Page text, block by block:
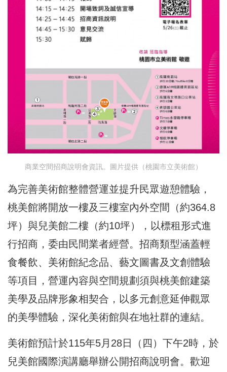
商業空間招商說明會資訊。圖片提供（桃園市立美術館）
為完善美術館整體營運並提升民眾遊憩體驗，
桃美館將開放一樓及三樓室內外空間（約364.8
坪）與兒美館二樓（約10坪），以標租形式進
行招商，委由民間業者經營。招商類型涵蓋輕
食餐飲、美術館紀念品、藝文圖書及文創體驗
等項目，營運內容與空間規劃須與桃美館建築
美學及品牌形象相契合，以多元創意延伸觀眾
的美學體驗，深化美術館與在地社群的連結。
美術館預計於115年5月28日（四）下午2時，於
兒美館國際演講廳舉辦公開招商說明會。歡迎